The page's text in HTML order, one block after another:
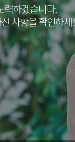
력하겠습니다.
사항을 확인하세